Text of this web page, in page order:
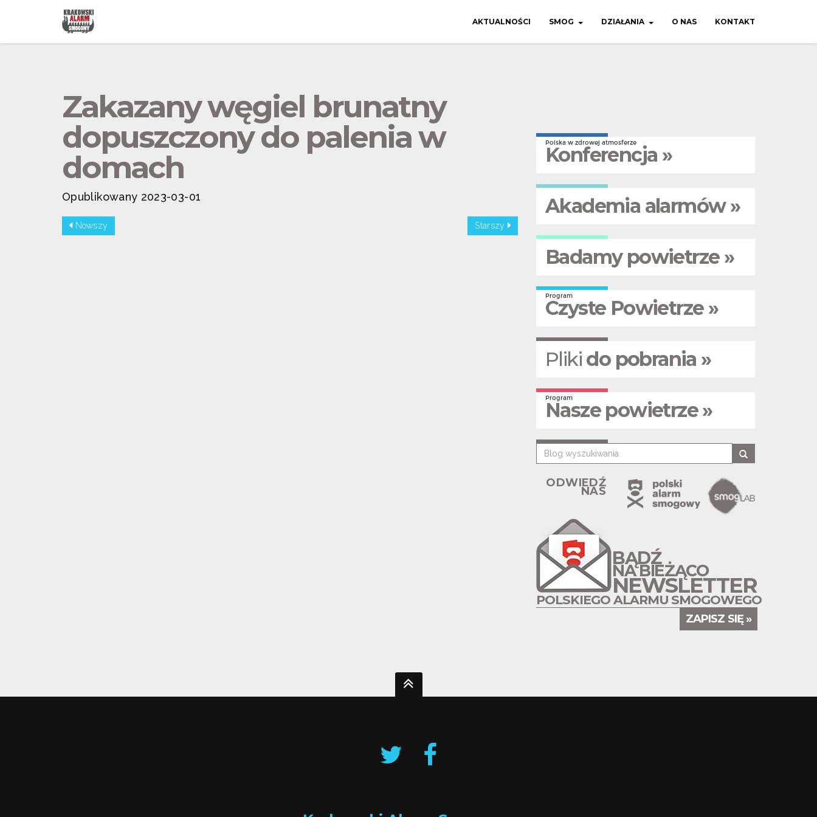
AKTUALNOŚCI SMOG DZIAŁANIA O NAS KONTAKT
Zakazany węgiel brunatny
dopuszczony do palenia w
domach
Opublikowany 2023-03-01
Nowszy Starszy
Polska w zdrowej atmosferze
Konferencja »
Akademia alarmów »
Badamy powietrze »
Program
Czyste Powietrze »
Pliki do pobrania »
Program
Nasze powietrze »
ODWIEDŹ
NAS
BĄDŹ
NA BIEŻĄCO
NEWSLETTER
POLSKIEGO ALARMU SMOGOWEGO
ZAPISZ SIĘ »